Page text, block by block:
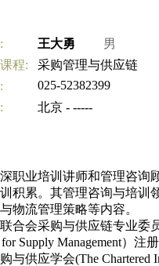
王大勇
男
程:
采购管理与供应链
025-52382399
北京 - -----
业培训讲师和管理咨询
积累。其管理咨询与培训
物流管理策略等内容。
会采购与供应链专业委员
Supply Management）注
供应学会(The Chartered